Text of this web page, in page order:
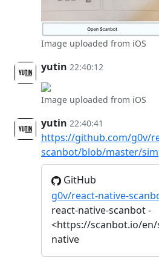
Image uploaded from iOS
yutin 22:40:12
Image uploaded from iOS
yutin 22:40:41
https://github.com/g0v/
scanbot/blob/master/
GitHub
g0v/react-native-
react-native-scanbot -
<https://scanbot.io/
native